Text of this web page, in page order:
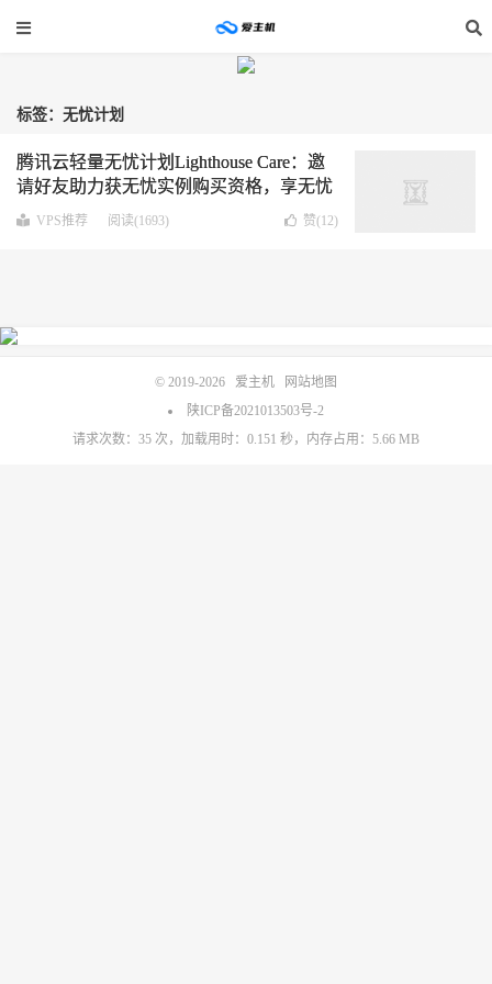
标签：无忧计划
腾讯云轻量无忧计划Lighthouse Care：邀
请好友助力获无忧实例购买资格，享无忧
实例特权[新老同价 续费同价 免费域名]
VPS推荐 阅读(1693) 赞(12)
© 2019-2026 爱主机
网站地图
陕ICP备2021013503号-2
请求次数：35 次，加载用时：0.151 秒，内存占用：5.66 MB